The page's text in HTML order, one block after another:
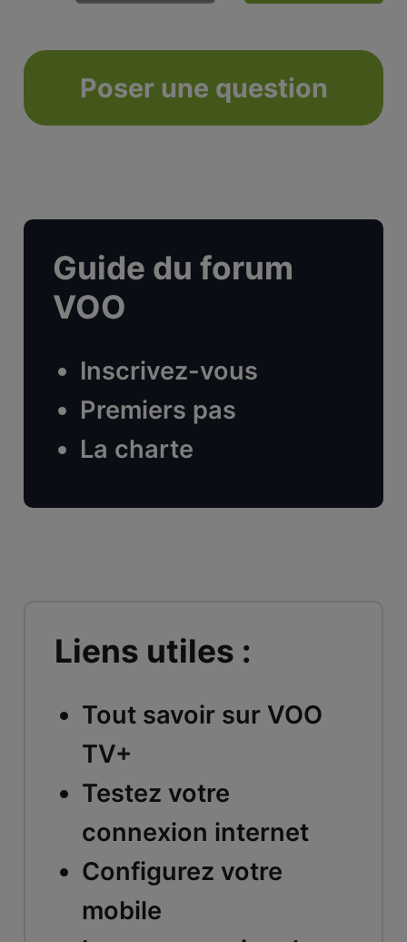
Poser une question
Guide du forum
VOO
Inscrivez-vous
Premiers pas
La charte
Liens utiles :
Tout savoir sur VOO
TV+
Testez votre
connexion internet
Configurez votre
mobile